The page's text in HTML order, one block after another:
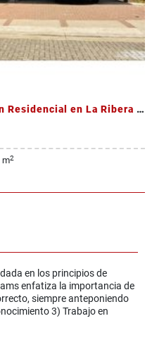
Alquiler Casa Independiente en Residencial en La Ribera de Belén
m2
en los principios de
enfatiza la importancia de
siempre anteponiendo
3) Trabajo en